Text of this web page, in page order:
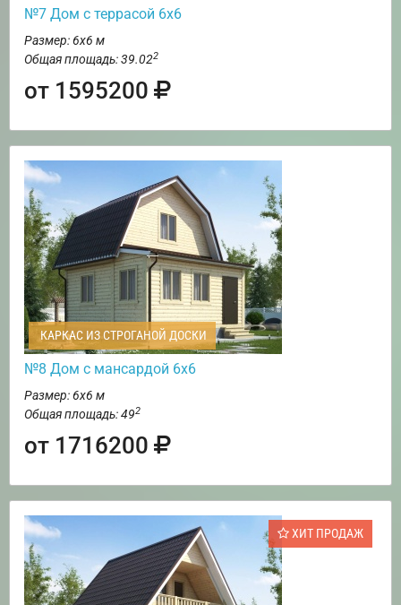
№7 Дом с террасой 6х6
Размер: 6х6 м
Общая площадь: 39.022
от 1595200
КАРКАС ИЗ СТРОГАНОЙ ДОСКИ
№8 Дом с мансардой 6х6
Размер: 6х6 м
Общая площадь: 492
от 1716200
ХИТ ПРОДАЖ